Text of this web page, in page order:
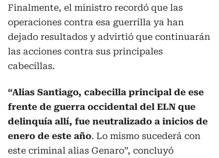
Finalmente, el ministro recordó que las
operaciones contra esa guerrilla ya han
dejado resultados y advirtió que continuarán
las acciones contra sus principales
cabecillas.
“Alias Santiago, cabecilla principal de ese
frente de guerra occidental del ELN que
delinquía allí, fue neutralizado a inicios de
enero de este año. Lo mismo sucederá con
este criminal alias Genaro”, concluyó